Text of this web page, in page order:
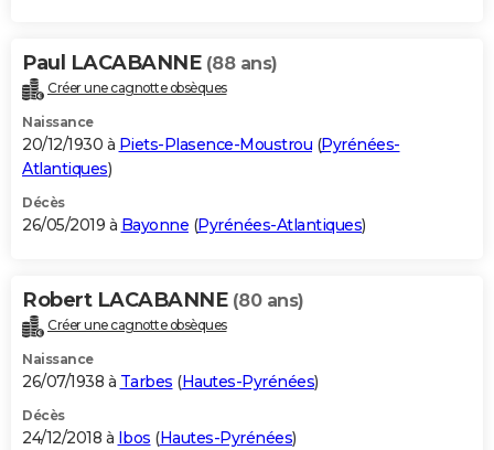
Paul LACABANNE (88 ans)
Créer une cagnotte obsèques
Naissance
20/12/1930 à Piets-Plasence-Moustrou (Pyrénées-
Atlantiques)
Décès
26/05/2019 à Bayonne (Pyrénées-Atlantiques)
Robert LACABANNE (80 ans)
Créer une cagnotte obsèques
Naissance
26/07/1938 à Tarbes (Hautes-Pyrénées)
Décès
24/12/2018 à Ibos (Hautes-Pyrénées)